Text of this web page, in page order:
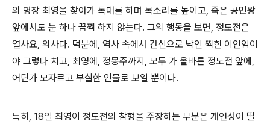
의 명장 최영을 찾아가 독대를 하며 목소리를 높이고, 죽은 공민왕
앞에서도 눈 하나 끔쩍 하지 않는다. 그의 행동을 보면, 정도전은
열사요, 의사다. 덕분에, 역사 속에서 간신으로 낙인 찍힌 이인임이
야 그렇다 치고, 최영에, 정몽주까지, 모두 가 올바른 정도전 앞에,
어딘가 모자르고 부실한 인물로 보일 뿐이다.
특히, 18일 최영이 정도전의 참형을 주장하는 부분은 개연성이 떨